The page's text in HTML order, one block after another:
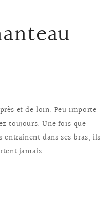
et de loin. Peu importe
toujours. Une fois que
dans ses bras, ils
jamais.